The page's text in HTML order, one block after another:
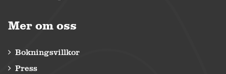
Mer om oss
Bokningsvillkor
Press